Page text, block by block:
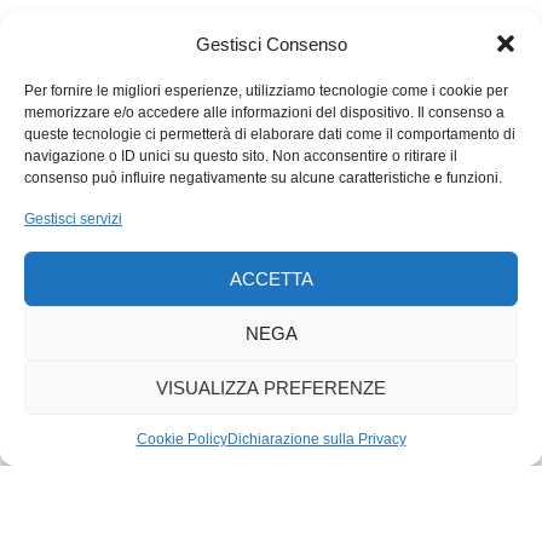
Gestisci Consenso
Per fornire le migliori esperienze, utilizziamo tecnologie come i cookie per
memorizzare e/o accedere alle informazioni del dispositivo. Il consenso a
queste tecnologie ci permetterà di elaborare dati come il comportamento di
navigazione o ID unici su questo sito. Non acconsentire o ritirare il
consenso può influire negativamente su alcune caratteristiche e funzioni.
Gestisci servizi
ACCETTA
NEGA
VISUALIZZA PREFERENZE
Cookie PolicyDichiarazione sulla Privacy
suggerimenti e numerose informazioni su come proteggersi da
fenomeni legati alla cibercriminalità. In presenza di un
ciberincidente, privati cittadini e imprese possono segnalarlo
utilizzando l’apposito modulo dell’Ufcs e, qualora lo desiderino,
possono ricevere consigli e spiegazioni. In base a queste
quali un caso viene descritto in maggiore dettaglio per mettere
in guardia la popolazione. All’interno delle retrospettive
vengono forniti sempre anche consigli utili su come